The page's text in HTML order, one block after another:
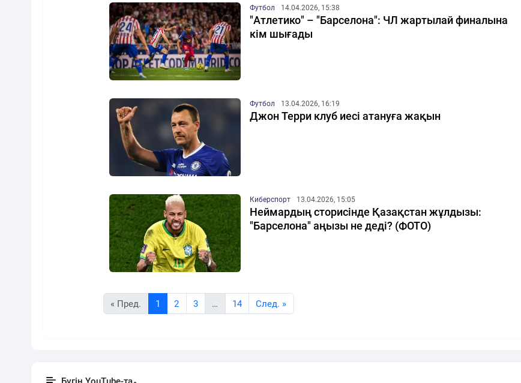
Футбол 14.04.2026, 15:38
"Атлетико" – "Барселона": ЧЛ жартылай финалына
кім шығады
Футбол 13.04.2026, 16:19
Джон Терри клуб иесі атануға жақын
Киберспорт 13.04.2026, 15:05
Неймардың сторисінде Қазақстан жұлдызы:
"Барселона" аңызы не деді? (ФОТО)
« Пред. 1 2 3 … 14 Cлед. »